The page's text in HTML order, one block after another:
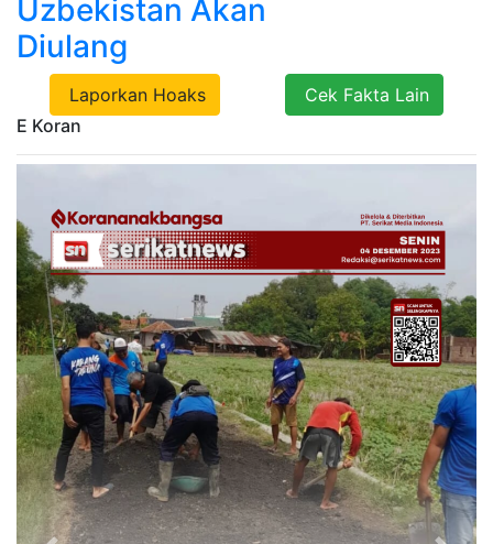
Uzbekistan Akan
Diulang
Laporkan Hoaks
Cek Fakta Lain
E Koran